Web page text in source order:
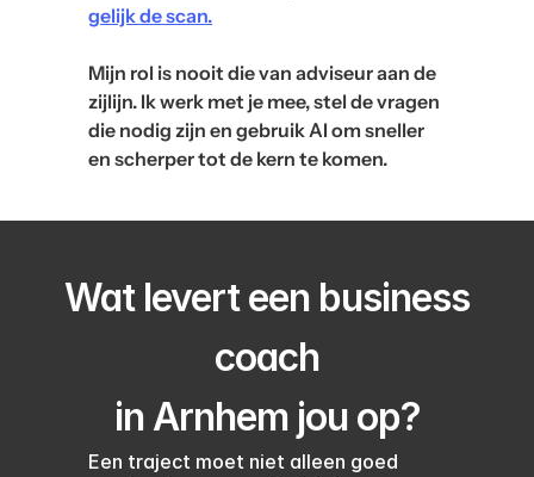
gelijk de scan.
Mijn rol is nooit die van adviseur aan de
zijlijn. Ik werk met je mee, stel de vragen
die nodig zijn en gebruik AI om sneller
en scherper tot de kern te komen.
Wat levert een business
coach
in Arnhem jou op?
Een traject moet niet alleen goed